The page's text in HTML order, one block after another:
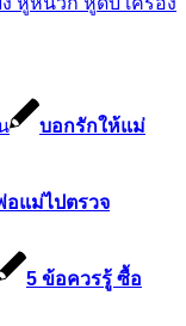
บอกรักให้แม่
อแม่ไปตรวจ
5 ข้อควรรู้ ซื้อ